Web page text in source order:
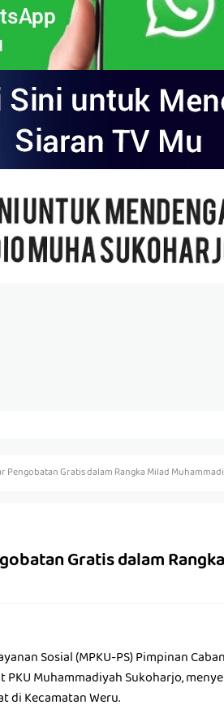
Pengobatan Gratis dalam Rangka Milad
Gratis dalam
Sosial (MPKU-PS) Pimpinan
PKU Muhammadiyah Sukoharjo,
di Kecamatan Weru.